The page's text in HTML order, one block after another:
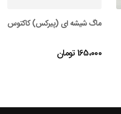
ماگ سرامیکی خرگوش درب
تومان